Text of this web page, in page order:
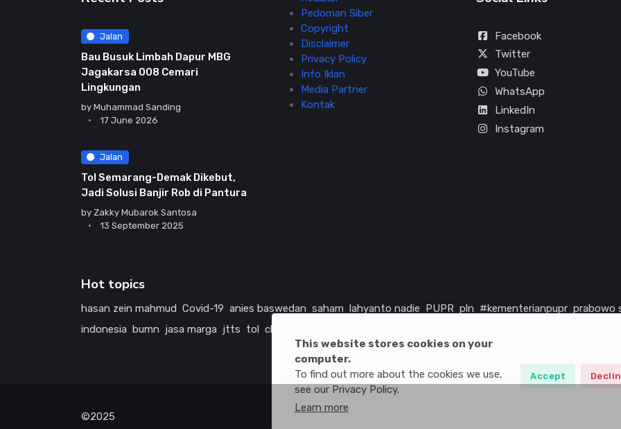
This website stores cookies on your
computer.
To find out more about the cookies we use,
see our Privacy Policy.
Learn more
Accept
Jalan
Bau Busuk Limbah Dapur MBG
Jagakarsa 008 Cemari
Lingkungan
by Muhammad Sanding
17 June 2026
Jalan
Tol Semarang-Demak Dikebut,
Jadi Solusi Banjir Rob di Pantura
by Zakky Mubarok Santosa
13 September 2025
Pedoman Siber
Copyright
Disclaimer
Privacy Policy
Info Iklan
Media Partner
Kontak
Facebook
Twitter
YouTube
WhatsApp
LinkedIn
Instagram
Hot topics
hasan zein mahmud Covid-19 anies baswedan saham lahyanto nadie PUPR pln #kementerianpupr prabowo
indonesia
bumn jasa marga jtts tol china
©2025